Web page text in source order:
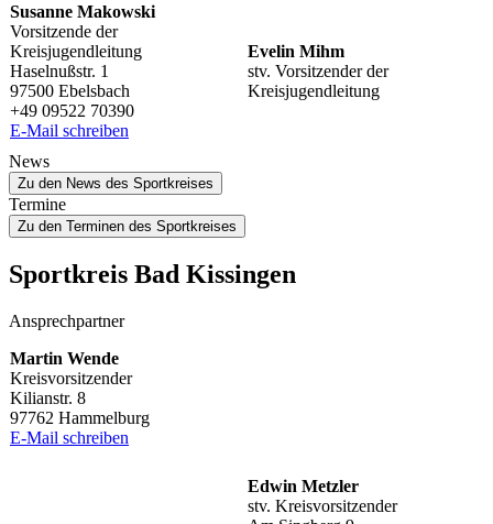
Susanne Makow­ski
Vorsit­zende der
Kreisjugendleitung
Hasel­nuß­str. 1
97500 Ebelsbach
+49 09522 70390
E‑Mail schrei­ben
Evelin Mihm
stv. Vorsit­zen­der der
Kreisjugendleitung
News
Zu den News des Sportkreises
Termine
Zu den Terminen des Sportkreises
Sport­kreis Bad Kissingen
Ansprech­part­ner
Martin Wende
Kreisvorsitzender
Kili­an­str. 8
97762 Hammelburg
E‑Mail schrei­ben
Edwin Metz­ler
stv. Kreisvorsitzender